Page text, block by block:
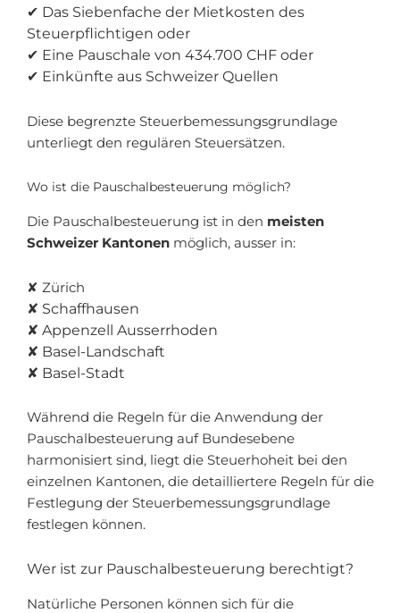
✔ Das Siebenfache der Mietkosten des
Steuerpflichtigen oder
✔ Eine Pauschale von 434.700 CHF oder
✔ Einkünfte aus Schweizer Quellen
Diese begrenzte Steuerbemessungsgrundlage
unterliegt den regulären Steuersätzen.
Wo ist die Pauschalbesteuerung möglich?
Die Pauschalbesteuerung ist in den meisten
Schweizer Kantonen möglich, ausser in:
✘ Zürich
✘ Schaffhausen
✘ Appenzell Ausserrhoden
✘ Basel-Landschaft
✘ Basel-Stadt
Während die Regeln für die Anwendung der
Pauschalbesteuerung auf Bundesebene
harmonisiert sind, liegt die Steuerhoheit bei den
einzelnen Kantonen, die detailliertere Regeln für die
Festlegung der Steuerbemessungsgrundlage
festlegen können.
Wer ist zur Pauschalbesteuerung berechtigt?
Natürliche Personen können sich für die